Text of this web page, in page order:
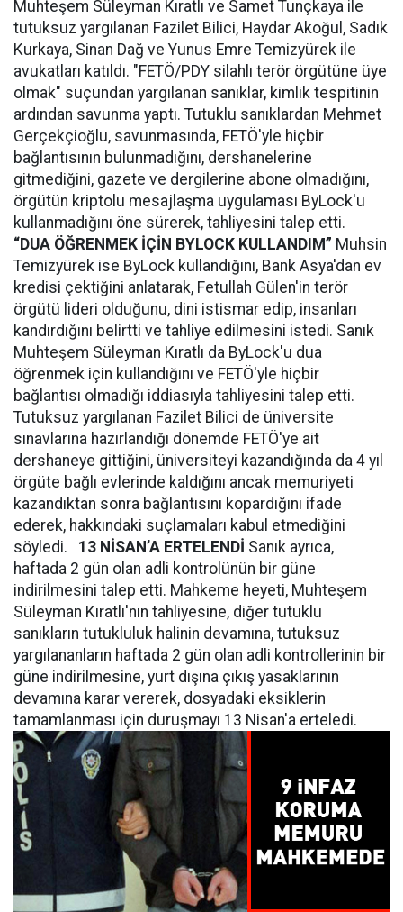
Muhteşem Süleyman Kıratlı ve Samet Tunçkaya ile
tutuksuz yargılanan Fazilet Bilici, Haydar Akoğul, Sadık
Kurkaya, Sinan Dağ ve Yunus Emre Temizyürek ile
avukatları katıldı. "FETÖ/PDY silahlı terör örgütüne üye
olmak" suçundan yargılanan sanıklar, kimlik tespitinin
ardından savunma yaptı. Tutuklu sanıklardan Mehmet
Gerçekçioğlu, savunmasında, FETÖ'yle hiçbir
bağlantısının bulunmadığını, dershanelerine
gitmediğini, gazete ve dergilerine abone olmadığını,
örgütün kriptolu mesajlaşma uygulaması ByLock'u
kullanmadığını öne sürerek, tahliyesini talep etti.
“DUA ÖĞRENMEK İÇİN BYLOCK KULLANDIM” Muhsin
Temizyürek ise ByLock kullandığını, Bank Asya'dan ev
kredisi çektiğini anlatarak, Fetullah Gülen'in terör
örgütü lideri olduğunu, dini istismar edip, insanları
kandırdığını belirtti ve tahliye edilmesini istedi. Sanık
Muhteşem Süleyman Kıratlı da ByLock'u dua
öğrenmek için kullandığını ve FETÖ'yle hiçbir
bağlantısı olmadığı iddiasıyla tahliyesini talep etti.
Tutuksuz yargılanan Fazilet Bilici de üniversite
sınavlarına hazırlandığı dönemde FETÖ'ye ait
dershaneye gittiğini, üniversiteyi kazandığında da 4 yıl
örgüte bağlı evlerinde kaldığını ancak memuriyeti
kazandıktan sonra bağlantısını kopardığını ifade
ederek, hakkındaki suçlamaları kabul etmediğini
söyledi. 13 NİSAN’A ERTELENDİ Sanık ayrıca,
haftada 2 gün olan adli kontrolünün bir güne
indirilmesini talep etti. Mahkeme heyeti, Muhteşem
Süleyman Kıratlı'nın tahliyesine, diğer tutuklu
sanıkların tutukluluk halinin devamına, tutuksuz
yargılananların haftada 2 gün olan adli kontrollerinin bir
güne indirilmesine, yurt dışına çıkış yasaklarının
devamına karar vererek, dosyadaki eksiklerin
tamamlanması için duruşmayı 13 Nisan'a erteledi.